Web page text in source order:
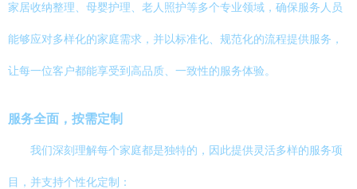
家居收纳整理、母婴护理、老人照护等多个专业领域，确保服务人员
能够应对多样化的家庭需求，并以标准化、规范化的流程提供服务，
让每一位客户都能享受到高品质、一致性的服务体验。
服务全面，按需定制
我们深刻理解每个家庭都是独特的，因此提供灵活多样的服务项
目，并支持个性化定制：